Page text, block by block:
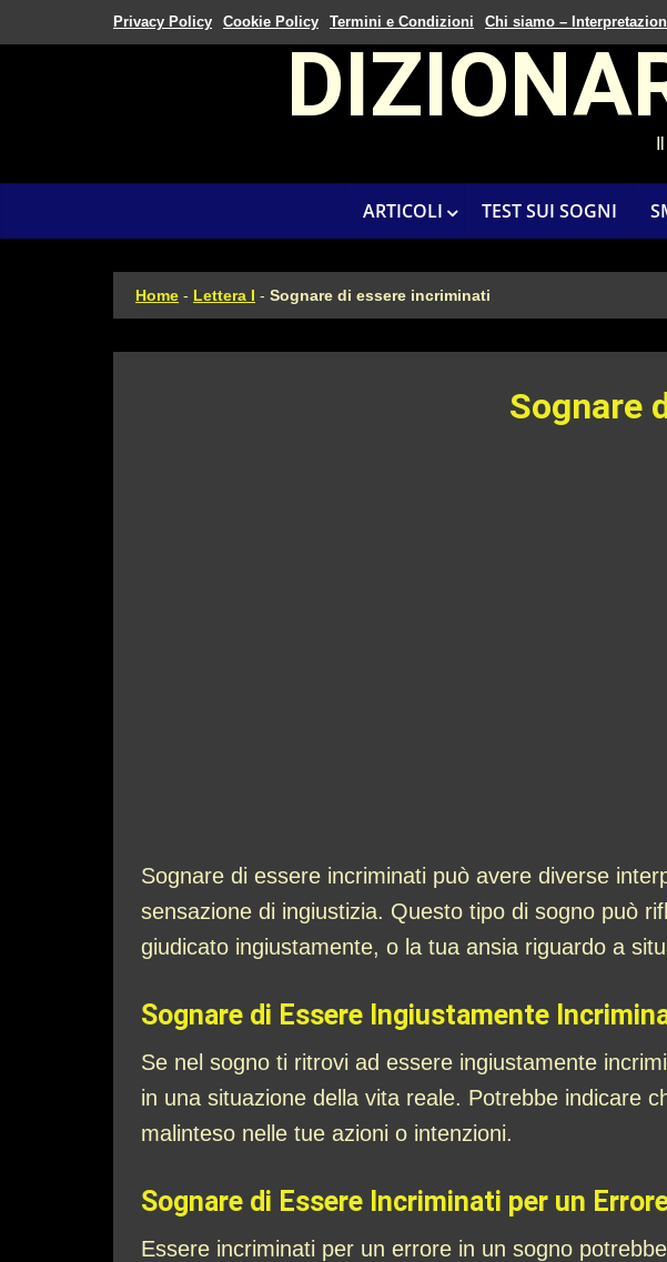
Privacy Policy Cookie Policy Termini e Condizioni Chi siamo –
ARTICOLI TEST SUI SOGNI
Home - Lettera I - Sognare di essere incriminati
Sognare
Sognare di essere incriminati può avere diverse
sensazione di ingiustizia. Questo tipo di sogno può
giudicato ingiustamente, o la tua ansia riguardo a
Sognare di Essere Ingiustamente
Se nel sogno ti ritrovi ad essere ingiustamente
in una situazione della vita reale. Potrebbe indicare
malinteso nelle tue azioni o intenzioni.
Sognare di Essere Incriminati per un
Essere incriminati per un errore in un sogno